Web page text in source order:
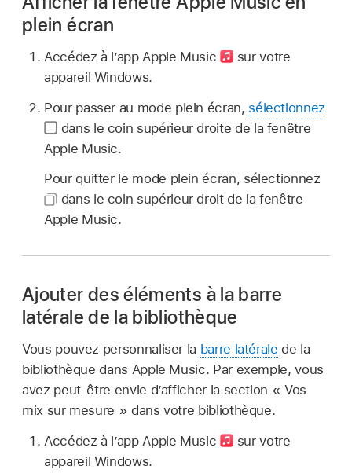
plein écran
Accédez à l’app Apple Music
sur votre
appareil Windows.
Pour passer au mode plein écran, sélectionnez
dans le coin supérieur droite de la fenêtre
Apple Music.
Pour quitter le mode plein écran, sélectionnez
dans le coin supérieur droit de la fenêtre
Apple Music.
Ajouter des éléments à la barre
latérale de la bibliothèque
Vous pouvez personnaliser la barre latérale de la
bibliothèque dans Apple Music. Par exemple, vous
avez peut-être envie d’afficher la section « Vos
mix sur mesure » dans votre bibliothèque.
Accédez à l’app Apple Music
sur votre
appareil Windows.